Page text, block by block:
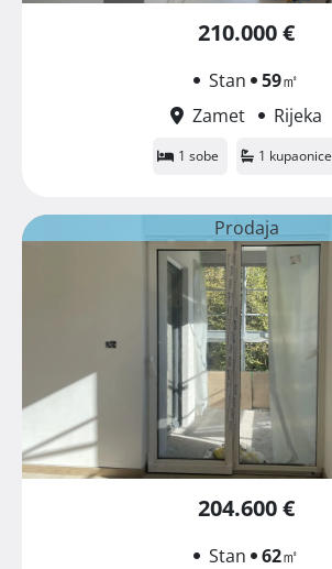
210.000 €
Stan 59㎡
Zamet
Rijeka
1 sobe 1 kupaonice
Prodaja
204.600 €
Stan 62㎡